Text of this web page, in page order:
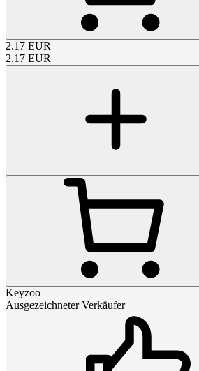
2.17 EUR
2.17 EUR
Keyzoo
Ausgezeichneter Verkäufer